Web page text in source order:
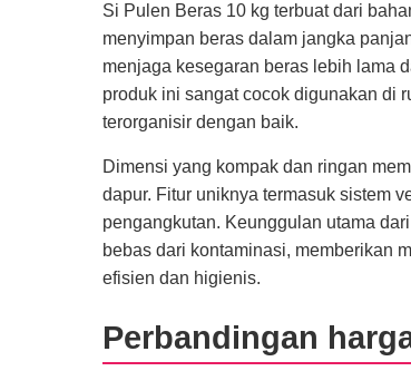
Si Pulen Beras 10 kg terbuat dari
menyimpan beras dalam jangka
menjaga kesegaran beras lebih lama
produk ini sangat cocok digunakan di
terorganisir dengan baik.
Dimensi yang kompak dan ringan
dapur. Fitur uniknya termasuk sistem
pengangkutan. Keunggulan utama
bebas dari kontaminasi, memberikan
efisien dan higienis.
Perbandingan